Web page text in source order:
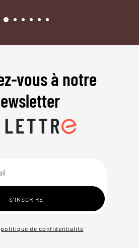
vous à notre
de confidentialité